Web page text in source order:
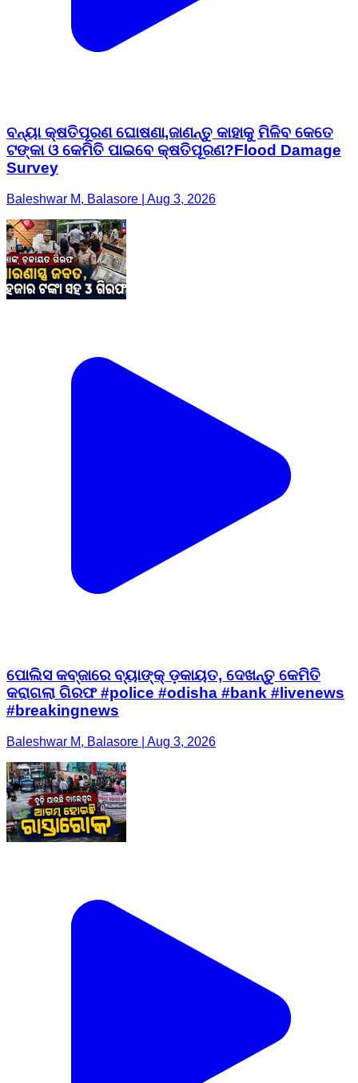
ବନ୍ୟା କ୍ଷତିପୂରଣ ଘୋଷଣା,ଜାଣନ୍ତୁ କାହାକୁ ମିଳିବ କେତେ
ଟଙ୍କା ଓ କେମିତି ପାଇବେ କ୍ଷତିପୂରଣ?Flood Damage
Survey
Baleshwar M, Balasore | Aug 3, 2026
ପୋଲିସ କବ୍ଜାରେ ବ୍ୟାଙ୍କ୍‌ ଡ଼କାୟତ, ଦେଖନ୍ତୁ କେମିତି
କରାଗଲା ଗିରଫ #police #odisha #bank #livenews
#breakingnews
Baleshwar M, Balasore | Aug 3, 2026